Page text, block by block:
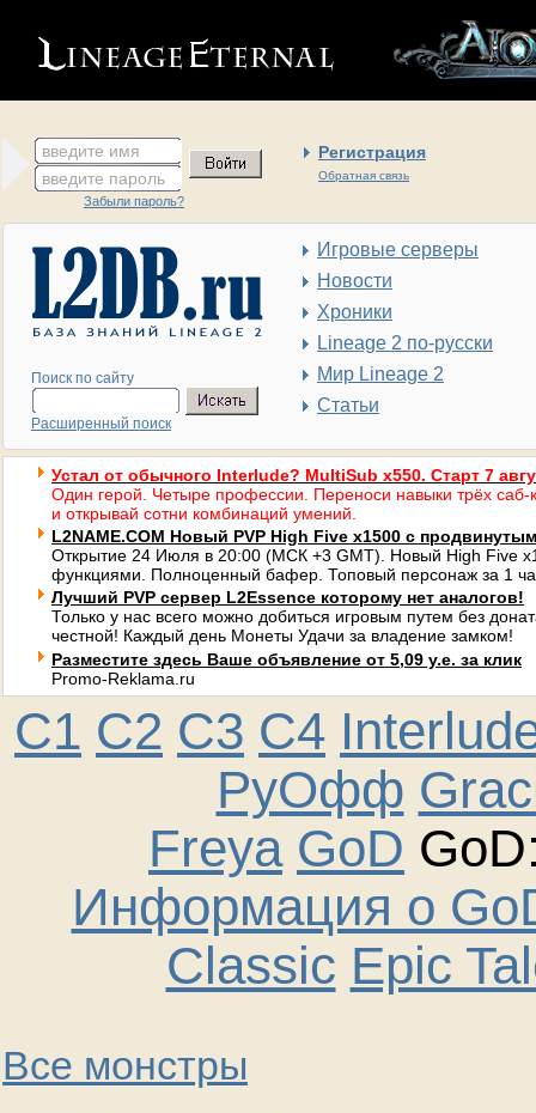
введите имя Регистрация
Обратная связь
введите пароль
Забыли пароль?
Поиск по сайту
Расширенный поиск
Игровые серверы
Новости
Хроники
Lineage 2 по-русски
Мир Lineage 2
Статьи
Устал от обычного Interlude? MultiSub x550. Старт 7
Один герой. Четыре профессии. Переноси навыки трёх саб-
и открывай сотни комбинаций умений.
L2NAME.COM Новый PVP High Five x1500 с
Открытие 24 Июля в 20:00 (МСК +3 GMT). Новый High Five
функциями. Полноценный бафер. Топовый персонаж за 1
Лучший PVP сервер L2Essence которому нет аналогов!
Только у нас всего можно добиться игровым путем без
честной! Каждый день Монеты Удачи за владение замком!
Разместите здесь Ваше объявление от 5,09 у.е. за клик
Promo-Reklama.ru
C1 C2 C3 C4
РуОфф
Freya GoD
Информация о
Classic Epic
Все монстры